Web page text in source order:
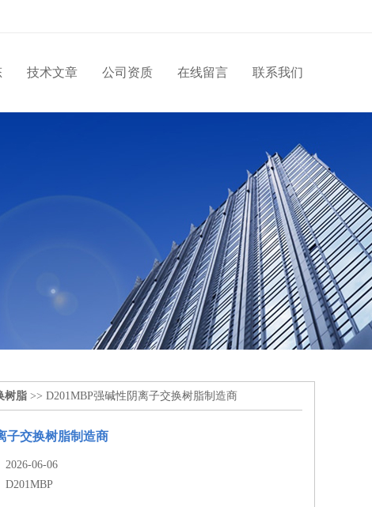
技术文章 公司资质 在线留言 联系我们
树脂 >> D201MBP强碱性阴离子交换树脂制造商
子交换树脂制造商
06-06
D201MBP